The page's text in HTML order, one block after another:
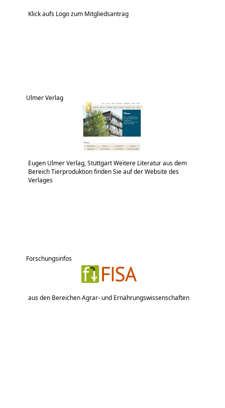
Klick aufs Logo zum Mitgliedsantrag
Ulmer Verlag
Eugen Ulmer Verlag, Stuttgart Weitere Literatur aus dem
Bereich Tierproduktion finden Sie auf der Website des
Verlages
Forschungsinfos
aus den Bereichen Agrar- und Ernährungswissenschaften